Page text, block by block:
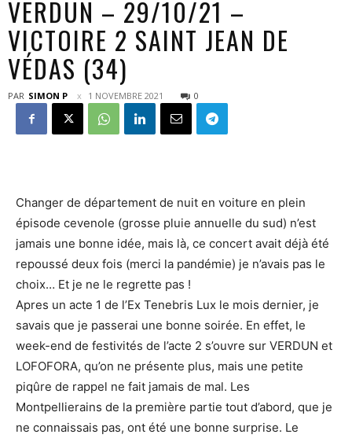
VERDUN – 29/10/21 –
VICTOIRE 2 SAINT JEAN DE
VÉDAS (34)
PAR SIMON P 1 NOVEMBRE 2021 0
Changer de département de nuit en voiture en plein
épisode cevenole (grosse pluie annuelle du sud) n’est
jamais une bonne idée, mais là, ce concert avait déjà été
repoussé deux fois (merci la pandémie) je n’avais pas le
choix… Et je ne le regrette pas !
Apres un acte 1 de l’Ex Tenebris Lux le mois dernier, je
savais que je passerai une bonne soirée. En effet, le
week-end de festivités de l’acte 2 s’ouvre sur VERDUN et
LOFOFORA, qu’on ne présente plus, mais une petite
piqûre de rappel ne fait jamais de mal. Les
Montpellierains de la première partie tout d’abord, que je
ne connaissais pas, ont été une bonne surprise. Le